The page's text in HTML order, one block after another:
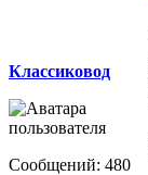
Классиковод
Сообщений: 480